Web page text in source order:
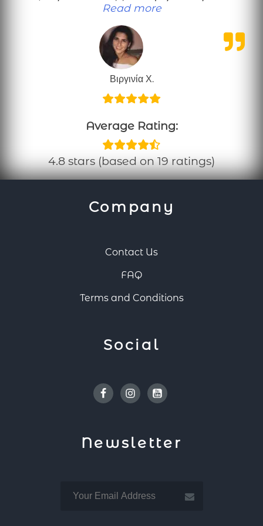
Read more“Πολύ χρήσιμες
Βιργινία Χ.
Average Rating:
4.8 stars (based on 19 ratings)
Company
Contact Us
FAQ
Terms and Conditions
Social
FacebookInstagramYoutube
Newsletter